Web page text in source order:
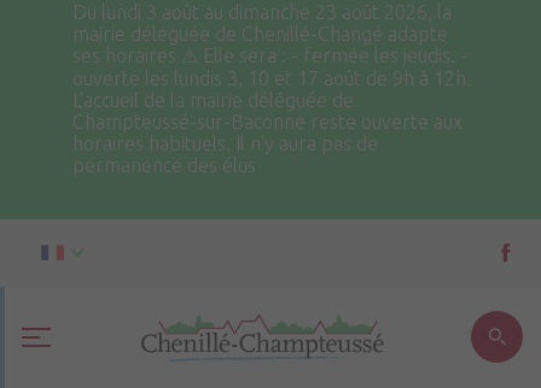
Du lundi 3 août au dimanche 23 août 2026, la
mairie déléguée de Chenillé-Changé adapte
ses horaires ⚠ Elle sera : - fermée les jeudis. -
ouverte les lundis 3, 10 et 17 août de 9h à 12h.
L'accueil de la mairie déléguée de
Champteussé-sur-Baconne reste ouverte aux
horaires habituels. Il n'y aura pas de
permanence des élus